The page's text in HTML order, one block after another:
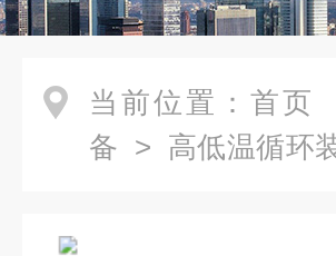
当前位置： 首页
备 > 高低温循环